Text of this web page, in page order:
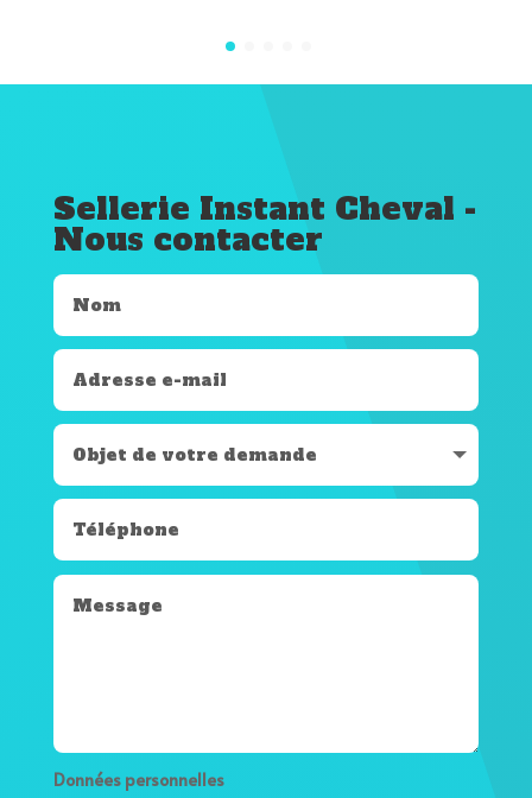
Sellerie Instant Cheval -
Nous contacter
Données personnelles